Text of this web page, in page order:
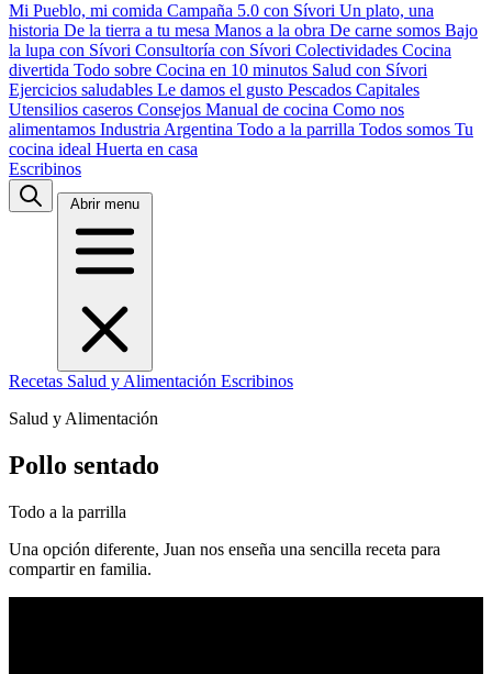
Mi Pueblo, mi comida Campaña 5.0 con Sívori Un plato, una
historia De la tierra a tu mesa Manos a la obra De carne somos Bajo
la lupa con Sívori Consultoría con Sívori Colectividades Cocina
divertida Todo sobre Cocina en 10 minutos Salud con Sívori
Ejercicios saludables Le damos el gusto Pescados Capitales
Utensilios caseros Consejos Manual de cocina Como nos
alimentamos Industria Argentina Todo a la parrilla Todos somos Tu
cocina ideal Huerta en casa
Escribinos
Abrir menu
Recetas Salud y Alimentación Escribinos
Salud y Alimentación
Pollo sentado
Todo a la parrilla
Una opción diferente, Juan nos enseña una sencilla receta para
compartir en familia.